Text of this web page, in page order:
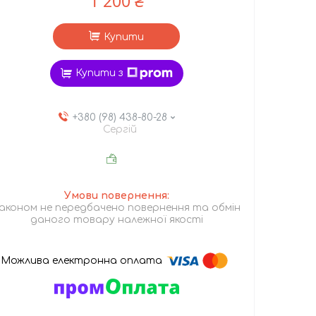
Купити
Купити з
+380 (98) 438-80-28
Сергій
не передбачено повернення та обмін
даного товару належної якості